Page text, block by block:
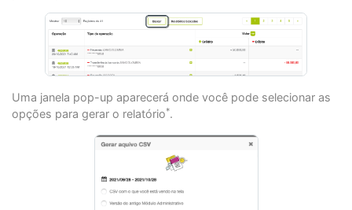
Uma janela pop-up aparecerá onde você pode selecionar as
opções para gerar o relatório*.